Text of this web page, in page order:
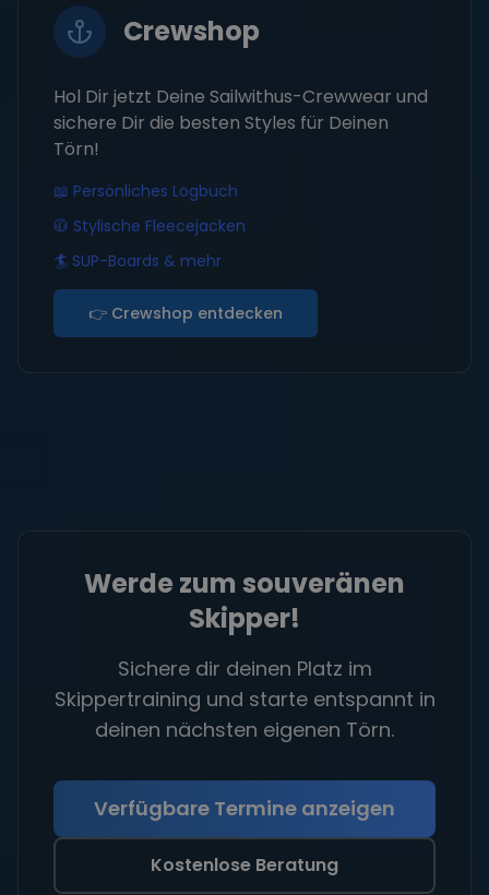
Crewshop
Hol Dir jetzt Deine Sailwithus-Crewwear und
sichere Dir die besten Styles für Deinen
Törn!
📖 Persönliches Logbuch
🧥 Stylische Fleecejacken
🏄 SUP-Boards & mehr
👉 Crewshop entdecken
Werde zum souveränen
Skipper!
Sichere dir deinen Platz im
Skippertraining und starte entspannt in
deinen nächsten eigenen Törn.
Verfügbare Termine anzeigen
Kostenlose Beratung